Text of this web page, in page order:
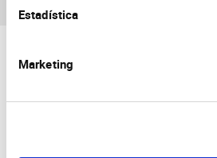
Estadística
Marketing